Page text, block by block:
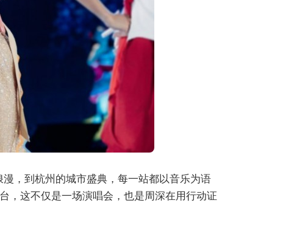
，到杭州的城市盛典，每一站都以音乐为语
，这不仅是一场演唱会，也是周深在用行动证